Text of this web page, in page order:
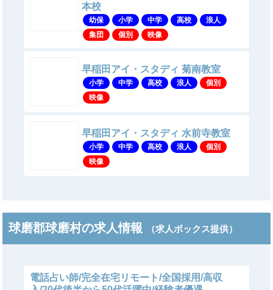
本校
幼保 小学 中学 高校
浪人
集団
個別 映像
早稲田アイ・スタディ 菊南教室
小学 中学 高校 浪人
個別
映像
早稲田アイ・スタディ 水前寺教室
小学 中学 高校 浪人
個別
映像
球磨郡球磨村の求人情報 （求人ボックス提供）
電話占い師/完全在宅リモート/全国採用/高収